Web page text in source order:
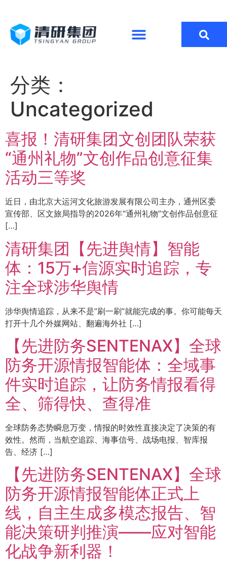
分类：
Uncategorized
喜报！清研集团文创团队荣获
“通州礼物”文创作品创意征集
活动三等奖
近日，由北京大运河文化旅游发展有限公司主办，通州区委
宣传部、区文旅局指导的2026年“通州礼物”文创作品创意征
[…]
清研集团【先进舆情】智能
体：15万+信源实时追踪，专
注全球涉华舆情
涉华舆情追踪，从来不是”刷一刷”就能完成的事。你可能每天
打开十几个外媒网站、翻遍海外社 […]
【先进防务SENTENAX】全球
防务开源情报智能体：全域事
件实时追踪，让防务情报看得
全、筛得快、查得准
全球防务态势瞬息万变，情报的时效性直接决定了决策的有
效性。然而，当航空追踪、海事信号、战场电报、智库报
告、经济 […]
【先进防务SENTENAX】全球
防务开源情报智能体正式上
线，自主生成多模态报告、智
能决策研判推演——应对智能
化战争新利器！